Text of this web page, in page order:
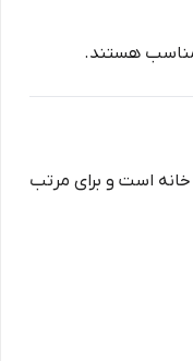
مناسب هستند.
خانه است و برای مرتب